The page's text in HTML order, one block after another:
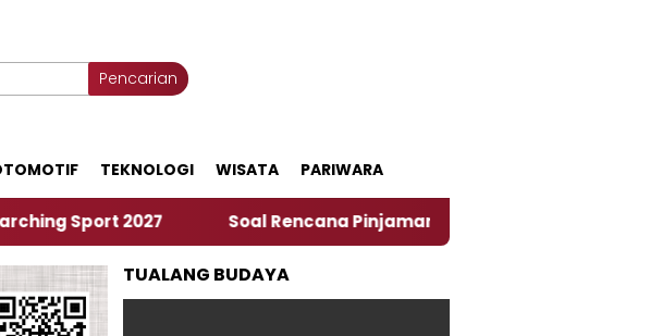
Pencarian
TEKNOLOGI WISATA PARIWARA
2027 ‎Soal Rencana Pinjaman Daerah Pemkab Jember, Ini Kata
TUALANG BUDAYA